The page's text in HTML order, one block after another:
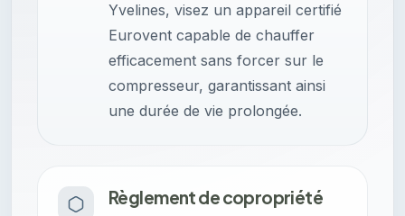
Yvelines, visez un appareil certifié
Eurovent capable de chauffer
efficacement sans forcer sur le
compresseur, garantissant ainsi
une durée de vie prolongée.
Règlement de copropriété